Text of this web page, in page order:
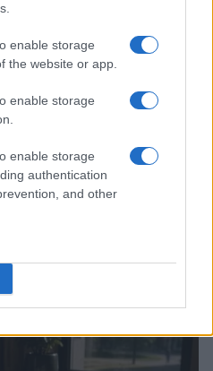
enable storage
the website or app.
enable storage
enable storage
authentication
and other
editoriale, ruoli e